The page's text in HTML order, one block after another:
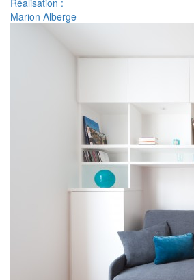
Réalisation :
Marion Alberge